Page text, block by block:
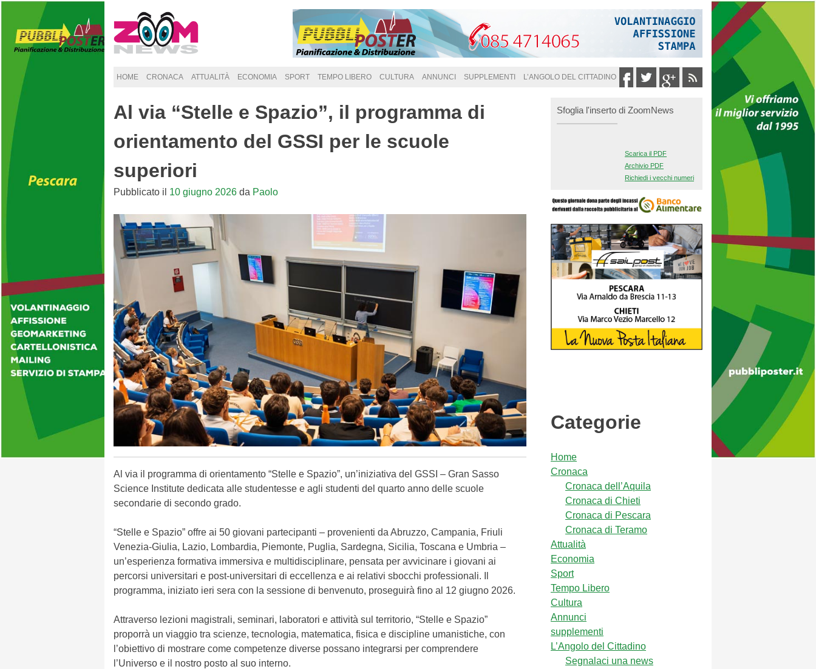
to
content
HOME CRONACA ATTUALITÀ ECONOMIA SPORT TEMPO LIBERO CULTURA ANNUNCI SUPPLEMENTI L’ANGOLO DEL CITTADINO
Al via “Stelle e Spazio”, il programma di
orientamento del GSSI per le scuole
superiori
Pubblicato il 10 giugno 2026 da Paolo
Al via il programma di orientamento “Stelle e Spazio”, un’iniziativa del GSSI – Gran Sasso
Science Institute dedicata alle studentesse e agli studenti del quarto anno delle scuole
secondarie di secondo grado.
“Stelle e Spazio” offre ai 50 giovani partecipanti – provenienti da Abruzzo, Campania, Friuli
Venezia-Giulia, Lazio, Lombardia, Piemonte, Puglia, Sardegna, Sicilia, Toscana e Umbria –
un’esperienza formativa immersiva e multidisciplinare, pensata per avvicinare i giovani ai
percorsi universitari e post-universitari di eccellenza e ai relativi sbocchi professionali. Il
programma, iniziato ieri sera con la sessione di benvenuto, proseguirà fino al 12 giugno 2026.
Attraverso lezioni magistrali, seminari, laboratori e attività sul territorio, “Stelle e Spazio”
proporrà un viaggio tra scienze, tecnologia, matematica, fisica e discipline umanistiche, con
l’obiettivo di mostrare come competenze diverse possano integrarsi per comprendere
l’Universo e il nostro posto al suo interno.
Sfoglia l'inserto di ZoomNews
Scarica il PDF
Archivio PDF
Richiedi i vecchi numeri
Categorie
Home
Cronaca
Cronaca dell’Aquila
Cronaca di Chieti
Cronaca di Pescara
Cronaca di Teramo
Attualità
Economia
Sport
Tempo Libero
Cultura
Annunci
supplementi
L’Angolo del Cittadino
Segnalaci una news